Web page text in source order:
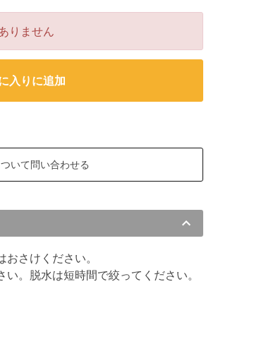
りません
入りに追加
いて問い合わせる
さけください。
。脱水は短時間で絞ってください。